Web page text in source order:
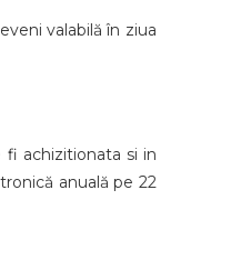
valabilă în ziua
achizitionata si in
anuală pe 22